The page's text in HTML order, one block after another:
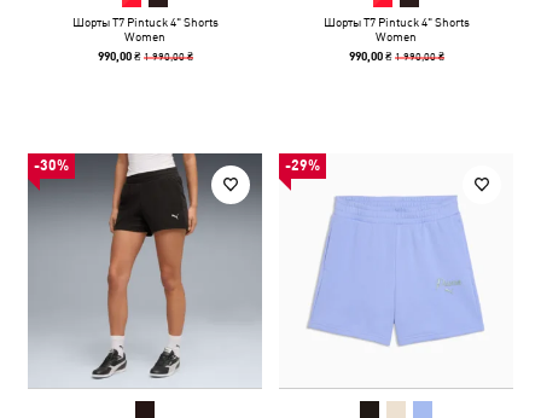
Шорты T7 Pintuck 4" Shorts
Women
990,00 ₴ 1 990,00 ₴
Шорты T7 Pintuck 4" Shorts
Women
990,00 ₴ 1 990,00 ₴
-30% -29%